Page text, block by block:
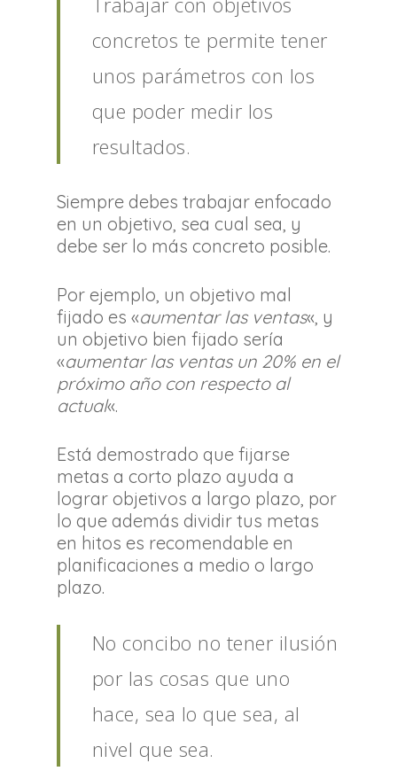
concretos te permite tener
unos parámetros con los
que poder medir los
resultados.
Siempre debes trabajar enfocado
en un objetivo, sea cual sea, y
debe ser lo más concreto posible.
Por ejemplo, un objetivo mal
fijado es «aumentar las ventas«, y
un objetivo bien fijado sería
«aumentar las ventas un 20% en el
próximo año con respecto al
actual«.
Está demostrado que fijarse
metas a corto plazo ayuda a
lograr objetivos a largo plazo, por
lo que además dividir tus metas
en hitos es recomendable en
planificaciones a medio o largo
plazo.
No concibo no tener ilusión
por las cosas que uno
hace, sea lo que sea, al
nivel que sea.